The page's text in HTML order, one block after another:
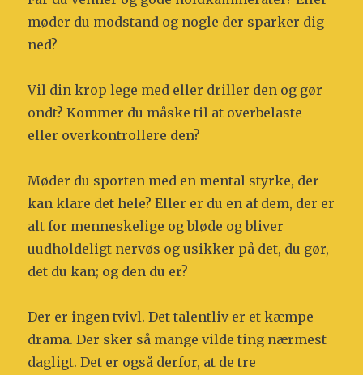
møder du modstand og nogle der sparker dig
ned?
Vil din krop lege med eller driller den og gør
ondt? Kommer du måske til at overbelaste
eller overkontrollere den?
Møder du sporten med en mental styrke, der
kan klare det hele? Eller er du en af dem, der er
alt for menneskelige og bløde og bliver
uudholdeligt nervøs og usikker på det, du gør,
det du kan; og den du er?
Der er ingen tvivl. Det talentliv er et kæmpe
drama. Der sker så mange vilde ting nærmest
dagligt. Det er også derfor, at de tre